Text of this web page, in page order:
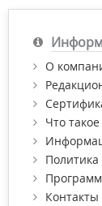
О
Что
Контакты